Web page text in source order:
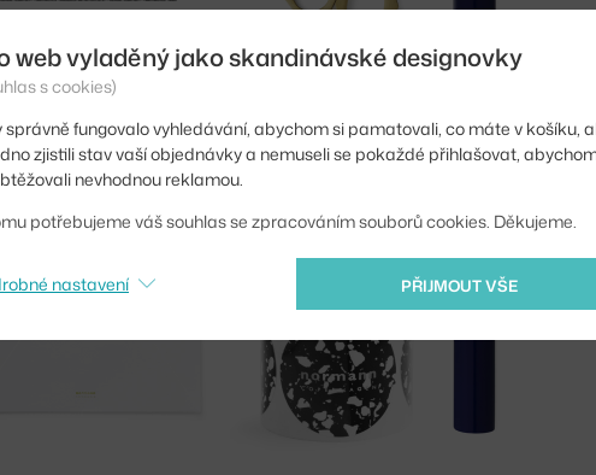
web vyladěný jako skandinávské designovky
s cookies)
správně fungovalo vyhledávání, abychom si pamatovali, co máte v košíku,
zjistili stav vaší objednávky a nemuseli se pokaždé přihlašovat,
nevhodnou reklamou.
potřebujeme váš souhlas se zpracováním souborů cookies. Děkujeme.
PŘIJMOUT VŠE
nastavení